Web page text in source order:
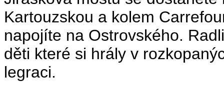
Kartouzskou a kolem
napojíte na Ostrovského.
děti které si hrály v
legraci.